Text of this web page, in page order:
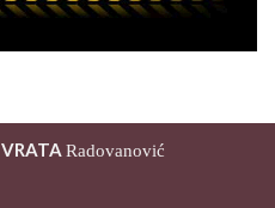
VRATA Radovanović